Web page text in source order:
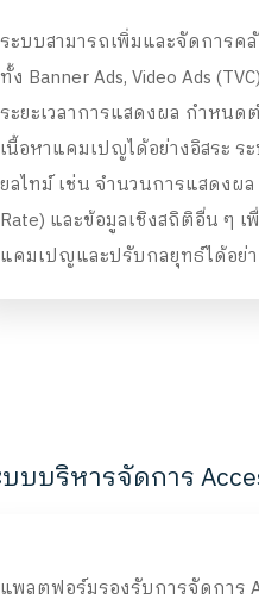
ระบบสามารถเพิ่มและจัดการค
ทั้ง Banner Ads, Video Ads
ระยะเวลาการแสดงผล กำหน
เนื้อหาแคมเปญได้อย่างอิสระ ร
ยลไทม์ เช่น จำนวนการแสดงผ
Rate) และข้อมูลเชิงสถิติอื่น ๆ
แคมเปญและปรับกลยุทธ์ได้อย่
บบริหารจัดการ
แพลตฟอร์มรองรับการจัดการ